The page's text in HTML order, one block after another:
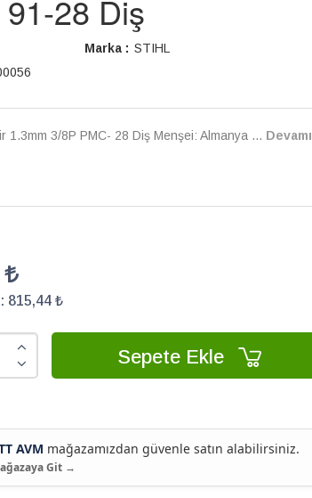
28 Diş
Marka : STIHL
1.3mm 3/8P PMC- 28 Diş Menşei: Almanya ... Devamı
815,44 ₺
Sepete Ekle
AVM mağazamızdan güvenle satın alabilirsiniz.
Git →